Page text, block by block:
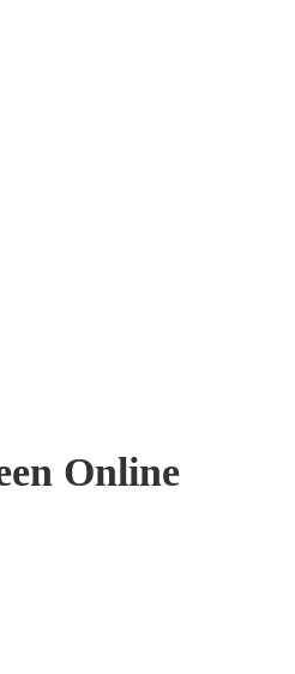
Online